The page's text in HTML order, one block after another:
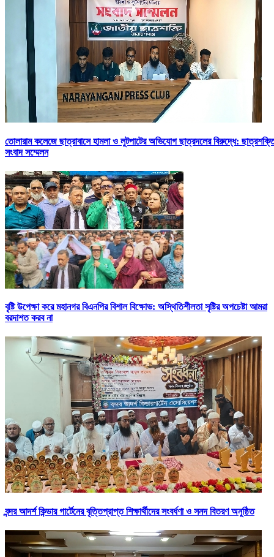
তোলারাম কলেজে ছাত্রাবাসে হামলা ও লুটপাটের অভিযোগ ছাত্রদলের বিরুদ্ধে:
সংবাদ সম্মেলন
বৃষ্টি উপেক্ষা করে মহানগর বিএনপির বিশাল বিক্ষোভ: অস্থিতিশীলতা সৃষ্টির অপচেষ্টা আমরা
বরদাশত করব না
বন্দর আদর্শ কিন্ডার গার্টেনের বৃত্তিপ্রাপ্ত শিক্ষার্থীদের সংবর্ধণা ও সনদ বিতরণ অনুষ্ঠিত